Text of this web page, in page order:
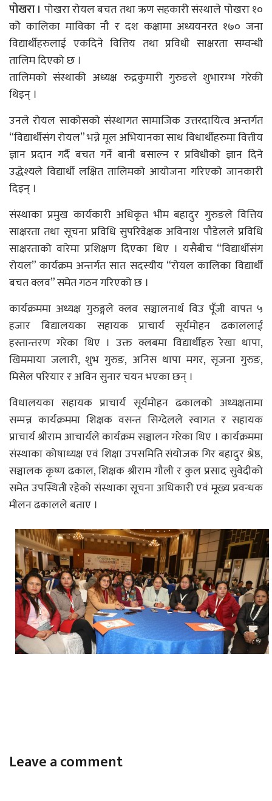
पोखरा । पोखरा रोयल बचत तथा ऋण सहकारी संस्थाले पोखरा १०
कोे कालिका माविका नौ र दश कक्षामा अध्ययनरत १७० जना
विद्यार्थीहरुलाई एकदिने वित्तिय तथा प्रविधी साक्षरता सम्वन्धी
तालिम दिएको छ ।
तालिमको संस्थाकी अध्यक्ष रुद्रकुमारी गुरुङले शुभारम्भ गरेकी
थिइन् ।
उनले रोयल साकोसको संस्थागत सामाजिक उत्तरदायित्व अन्तर्गत
“विद्यार्थीसंग रोयल” भन्ने मूल अभियानका साथ विधार्थीहरुमा वित्तीय
ज्ञान प्रदान गर्दै बचत गर्ने बानी बसाल्न र प्रविधीको ज्ञान दिने
उद्धेश्यले विद्यार्थी लक्षित तालिमको आयोजना गरिएको जानकारी
दिइन् ।
संस्थाका प्रमुख कार्यकारी अधिकृत भीम बहादुर गुरुङले वित्तिय
साक्षरता तथा सूचना प्रविधि सुपरिवेक्षक अविनाश पौडेलले प्रविधि
साक्षरताको वारेमा प्रशिक्षण दिएका थिए । यसैबीच “विद्यार्थीसंग
रोयल” कार्यक्रम अन्तर्गत सात सदस्यीय “रोयल कालिका विद्यार्थी
बचत क्लव” समेत गठन गरिएको छ ।
कार्यक्रममा अध्यक्ष गुरुङ्गले क्लव सञ्चालनार्थ विउ पूँजी वापत ५
हजार बिद्यालयका सहायक प्राचार्य सूर्यमोहन ढकाललाई
हस्तान्तरण गरेका थिए । उक्त क्लबमा विद्यार्थीहरु रेखा थापा,
खिममाया जलारी, शुभ गुरुङ, अनिस थापा मगर, सृजना गुरुङ,
मिसेल परियार र अविन सुनार चयन भएका छन् ।
विधालयका सहायक प्राचार्य सूर्यमोहन ढकालको अध्यक्षतामा
सम्पन्न कार्यक्रममा शिक्षक वसन्त सिग्देलले स्वागत र सहायक
प्राचार्य श्रीराम आचार्यले कार्यक्रम सञ्चालन गरेका थिए । कार्यक्रममा
संस्थाका कोषाध्यक्ष एवं शिक्षा उपसमिति संयोजक गिर बहादुर श्रेष्ठ,
सञ्चालक कृष्ण ढकाल, शिक्षक श्रीराम गौली र कुल प्रसाद सुवेदीको
समेत उपस्थिती रहेको संस्थाका सूचना अधिकारी एवं मूख्य प्रवन्धक
मीलन ढकालले बताए ।
Leave a comment